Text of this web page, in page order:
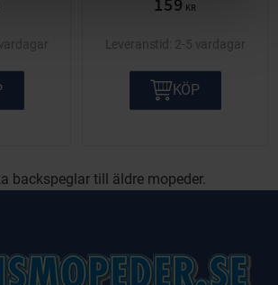
159 KR
2-5 vardagar
KÖP
backspeglar till äldre mopeder.